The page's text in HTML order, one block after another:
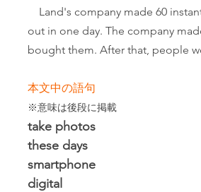
Land's company made 60
out in one day. The company
bought them. After that, people
本文中の語句
※意味は後段に掲載
take photos
these days
smartphone
digital